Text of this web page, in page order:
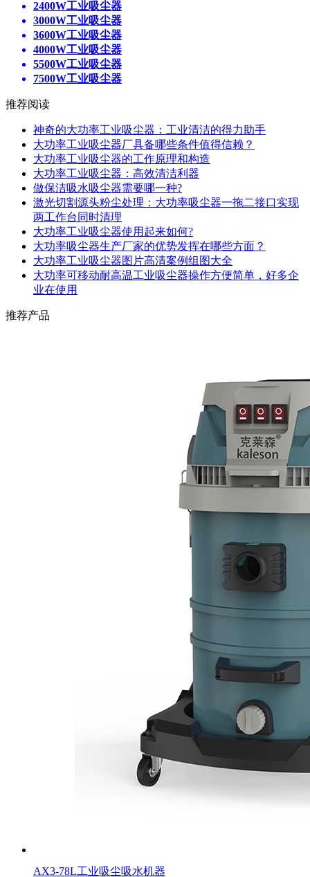
2400W工业吸尘器
3000W工业吸尘器
3600W工业吸尘器
4000W工业吸尘器
5500W工业吸尘器
7500W工业吸尘器
推荐阅读
神奇的大功率工业吸尘器：工业清洁的得力助手
大功率工业吸尘器厂具备哪些条件值得信赖？
大功率工业吸尘器的工作原理和构造
大功率工业吸尘器：高效清洁利器
做保洁吸水吸尘器需要哪一种?
激光切割源头粉尘处理：大功率吸尘器一拖二接口实现
两工作台同时清理
大功率工业吸尘器使用起来如何?
大功率吸尘器生产厂家的优势发挥在哪些方面？
大功率工业吸尘器图片高清案例组图大全
大功率可移动耐高温工业吸尘器操作方便简单，好多企
业在使用
推荐产品
AX3-78L工业吸尘吸水机器